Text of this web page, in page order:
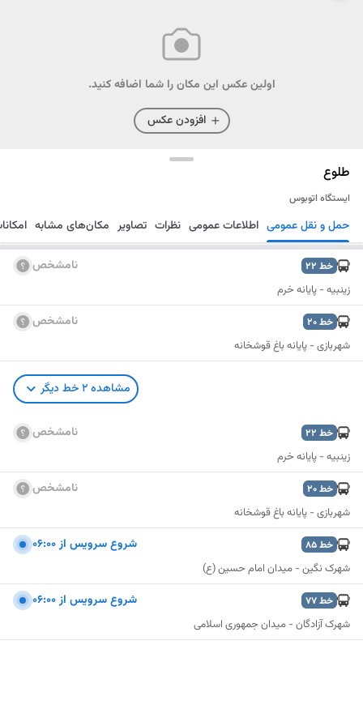
اولین عکس این مکان را شما اضافه کنید.
افزودن عکس
طلوع
ایستگاه اتوبوس
مسیریابی ذخیره ارسال حمل و نقل عمومی اطلاعات عمومی نظرات تصاویر مکان‌های مشابه
خط 22 نامشخص
زینبیه - پایانه خرم
خط20 نامشخص
شهربازی - پایانه باغ قوشخانه
مشاهده2خط دیگر
خط 22 نامشخص
زینبیه - پایانه خرم
خط20 نامشخص
شهربازی - پایانه باغ قوشخانه
خط85 شروع سرویس از ۰۶:۰۰
شهرک نگین - میدان امام حسین (ع)
خط77 شروع سرویس از ۰۶:۰۰
شهرک آزادگان - میدان جمهوری اسلامی